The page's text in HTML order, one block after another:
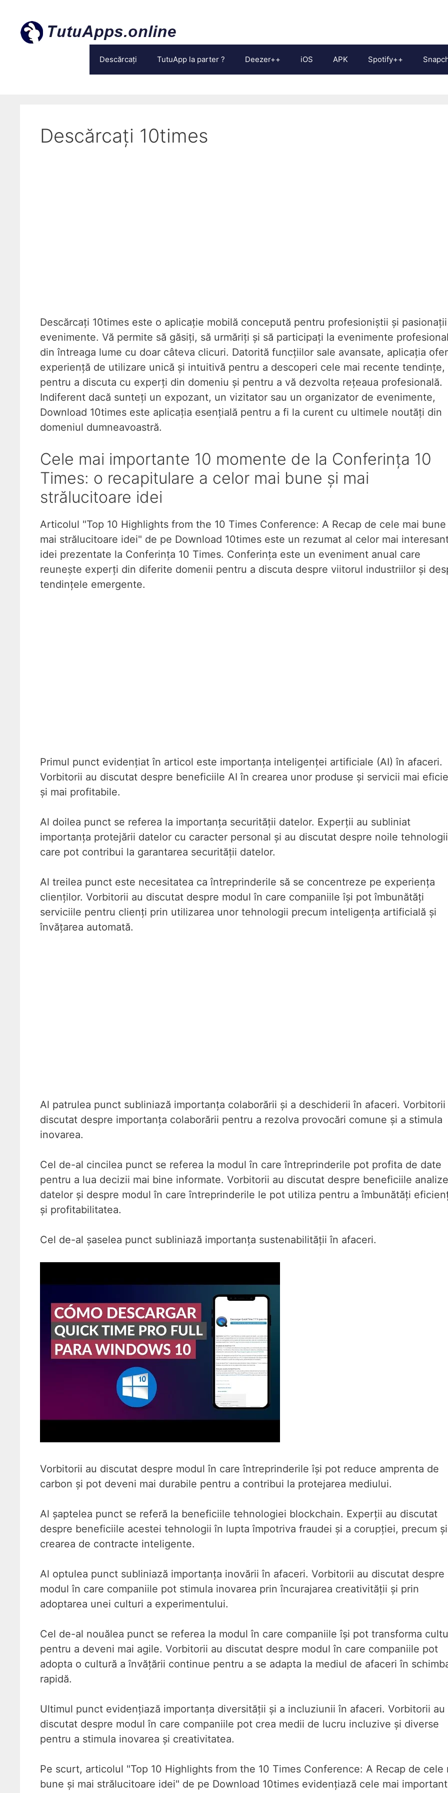
conținut
Descărcați TutuApp la parter ? Deezer++ iOS APK Spotify++
Descărcați 10times
Descărcați 10times este o aplicație mobilă concepută pentru profesioniștii și
evenimente. Vă permite să găsiți, să urmăriți și să participați la evenimente
din întreaga lume cu doar câteva clicuri. Datorită funcțiilor sale avansate, aplicația
experiență de utilizare unică și intuitivă pentru a descoperi cele mai recente tendințe,
pentru a discuta cu experți din domeniu și pentru a vă dezvolta rețeaua profesională.
Indiferent dacă sunteți un expozant, un vizitator sau un organizator de evenimente,
Download 10times este aplicația esențială pentru a fi la curent cu ultimele noutăți din
domeniul dumneavoastră.
Cele mai importante 10 momente de la Conferința 10
Times: o recapitulare a celor mai bune și mai
strălucitoare idei
Articolul "Top 10 Highlights from the 10 Times Conference: A Recap de cele mai bune
mai strălucitoare idei" de pe Download 10times este un rezumat al celor mai
idei prezentate la Conferința 10 Times. Conferința este un eveniment anual care
reunește experți din diferite domenii pentru a discuta despre viitorul industriilor și
tendințele emergente.
Primul punct evidențiat în articol este importanța inteligenței artificiale (AI) în afaceri.
Vorbitorii au discutat despre beneficiile AI în crearea unor produse și servicii mai
și mai profitabile.
Al doilea punct se referea la importanța securității datelor. Experții au subliniat
importanța protejării datelor cu caracter personal și au discutat despre noile tehnologii
care pot contribui la garantarea securității datelor.
Al treilea punct este necesitatea ca întreprinderile să se concentreze pe experiența
clienților. Vorbitorii au discutat despre modul în care companiile își pot îmbunătăți
serviciile pentru clienți prin utilizarea unor tehnologii precum inteligența artificială și
învățarea automată.
Al patrulea punct subliniază importanța colaborării și a deschiderii în afaceri. Vorbitorii
discutat despre importanța colaborării pentru a rezolva provocări comune și a stimula
inovarea.
Cel de-al cincilea punct se referea la modul în care întreprinderile pot profita de date
pentru a lua decizii mai bine informate. Vorbitorii au discutat despre beneficiile
datelor și despre modul în care întreprinderile le pot utiliza pentru a îmbunătăți
și profitabilitatea.
Cel de-al șaselea punct subliniază importanța sustenabilității în afaceri.
Vorbitorii au discutat despre modul în care întreprinderile își pot reduce amprenta de
carbon și pot deveni mai durabile pentru a contribui la protejarea mediului.
Al șaptelea punct se referă la beneficiile tehnologiei blockchain. Experții au discutat
despre beneficiile acestei tehnologii în lupta împotriva fraudei și a corupției, precum
crearea de contracte inteligente.
Al optulea punct subliniază importanța inovării în afaceri. Vorbitorii au discutat despre
modul în care companiile pot stimula inovarea prin încurajarea creativității și prin
adoptarea unei culturi a experimentului.
Cel de-al nouălea punct se referea la modul în care companiile își pot transforma
pentru a deveni mai agile. Vorbitorii au discutat despre modul în care companiile pot
adopta o cultură a învățării continue pentru a se adapta la mediul de afaceri în
rapidă.
Ultimul punct evidențiază importanța diversității și a incluziunii în afaceri. Vorbitorii au
discutat despre modul în care companiile pot crea medii de lucru incluzive și diverse
pentru a stimula inovarea și creativitatea.
Pe scurt, articolul "Top 10 Highlights from the 10 Times Conference: A Recap de cele
bune și mai strălucitoare idei" de pe Download 10times evidențiază cele mai